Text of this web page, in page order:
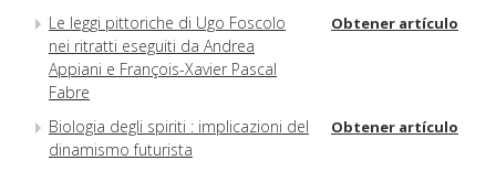
Le leggi pittoriche di Ugo Foscolo
nei ritratti eseguiti da Andrea
Appiani e François-Xavier Pascal
Fabre
Obtener artículo
Biologia degli spiriti : implicazioni del
dinamismo futurista
Obtener artículo